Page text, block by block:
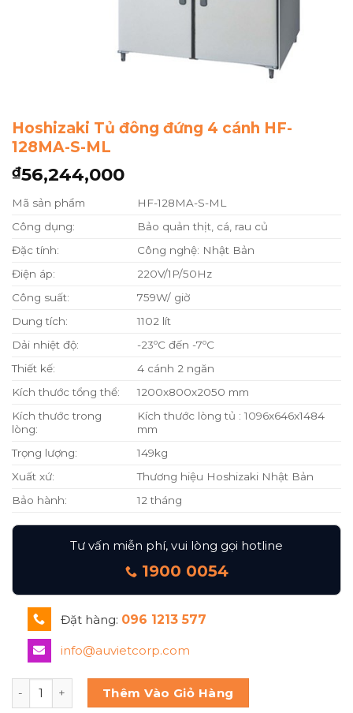
Hoshizaki Tủ đông đứng 4 cánh HF-
128MA-S-ML
₫56,244,000
Mã sản phẩm
HF-128MA-S-ML
Công dụng:
Bảo quản thịt, cá, rau củ
Đặc tính:
Công nghệ: Nhật Bản
Điện áp:
220V/1P/50Hz
Công suất:
759W/ giờ
Dung tích:
1102 lít
Dải nhiệt độ:
-23ºC đến -7ºC
Thiết kế:
4 cánh 2 ngăn
Kích thước tổng thể:
1200x800x2050 mm
Kích thước trong
lòng:
Kích thước lòng tủ : 1096x646x1484
mm
Trọng lượng:
149kg
Xuất xứ:
Thương hiệu Hoshizaki Nhật Bản
Bảo hành:
12 tháng
Tư vấn miễn phí, vui lòng gọi hotline
1900 0054
Đặt hàng: 096 1213 577
info@auvietcorp.com
Hoshizaki Tủ đông đứng 4 cánh HF-128MA-S-ML số lượng
Thêm Vào Giỏ Hàng